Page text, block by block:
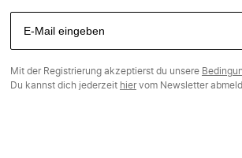
Mit der Registrierung akzeptierst du unsere
Du kannst dich jederzeit hiervom Newsletter